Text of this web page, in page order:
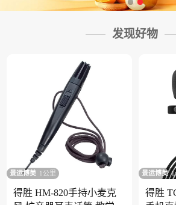
发现好物
景运博美 1公里
得胜 HM-820手持小麦克
景运博美 1
得胜